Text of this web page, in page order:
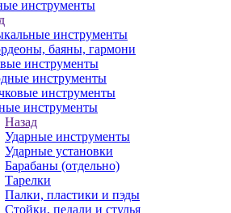
инструменты
инструменты
баяны, гармони
инструменты
инструменты
инструменты
инструменты
Назад
Ударные инструменты
Ударные установки
Барабаны (отдельно)
Тарелки
Палки, пластики и пэды
Стойки, педали и стулья